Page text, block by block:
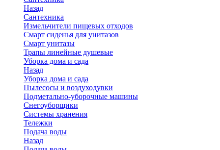
Назад
Сантехника
Измельчители пищевых отходов
Смарт сиденья для унитазов
Смарт унитазы
Трапы линейные душевые
Уборка дома и сада
Назад
Уборка дома и сада
Пылесосы и воздуходувки
Подметально-уборочные машины
Снегоуборщики
Системы хранения
Тележки
Подача воды
Назад